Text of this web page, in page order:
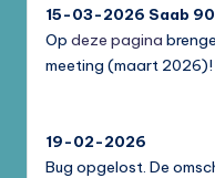
15-03-2026 Saab
Op deze pagina
meeting (maart 2026)!
19-02-2026
Bug opgelost. De